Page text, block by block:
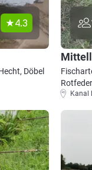
4.3
Döbel
Rotfeder
Kanal